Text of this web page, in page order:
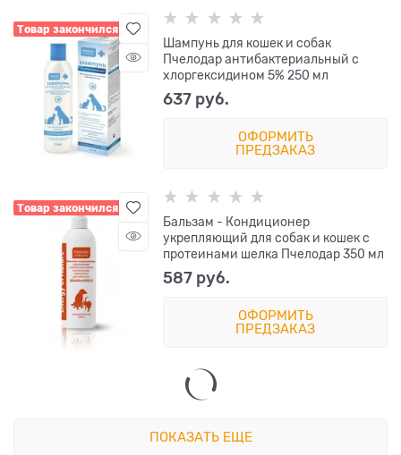
Товар закончился
Шампунь для кошек и собак
Пчелодар антибактериальный с
хлоргексидином 5% 250 мл
637 руб.
ОФОРМИТЬ
ПРЕДЗАКАЗ
Товар закончился
Бальзам - Кондиционер
укрепляющий для собак и кошек с
протеинами шелка Пчелодар 350 мл
587 руб.
ОФОРМИТЬ
ПРЕДЗАКАЗ
ПОКАЗАТЬ ЕЩЕ